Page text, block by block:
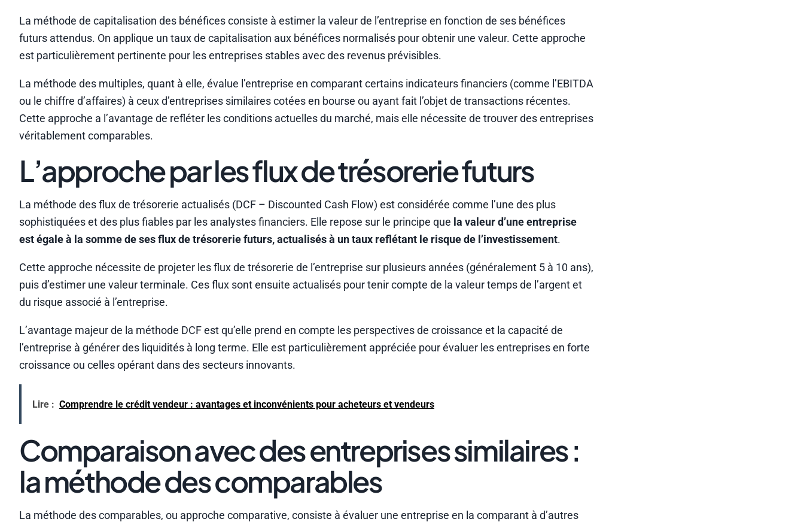
La méthode de capitalisation des bénéfices consiste à estimer la valeur de l’entreprise en fonction de ses bénéfices
futurs attendus. On applique un taux de capitalisation aux bénéfices normalisés pour obtenir une valeur. Cette approche
est particulièrement pertinente pour les entreprises stables avec des revenus prévisibles.
La méthode des multiples, quant à elle, évalue l’entreprise en comparant certains indicateurs financiers (comme l’EBITDA
ou le chiffre d’affaires) à ceux d’entreprises similaires cotées en bourse ou ayant fait l’objet de transactions récentes.
Cette approche a l’avantage de refléter les conditions actuelles du marché, mais elle nécessite de trouver des entreprises
véritablement comparables.
L’approche par les flux de trésorerie futurs
La méthode des flux de trésorerie actualisés (DCF – Discounted Cash Flow) est considérée comme l’une des plus
sophistiquées et des plus fiables par les analystes financiers. Elle repose sur le principe que la valeur d’une entreprise
est égale à la somme de ses flux de trésorerie futurs, actualisés à un taux reflétant le risque de l’investissement.
Cette approche nécessite de projeter les flux de trésorerie de l’entreprise sur plusieurs années (généralement 5 à 10 ans),
puis d’estimer une valeur terminale. Ces flux sont ensuite actualisés pour tenir compte de la valeur temps de l’argent et
du risque associé à l’entreprise.
L’avantage majeur de la méthode DCF est qu’elle prend en compte les perspectives de croissance et la capacité de
l’entreprise à générer des liquidités à long terme. Elle est particulièrement appréciée pour évaluer les entreprises en forte
croissance ou celles opérant dans des secteurs innovants.
Lire : Comprendre le crédit vendeur : avantages et inconvénients pour acheteurs et vendeurs
Comparaison avec des entreprises similaires :
la méthode des comparables
La méthode des comparables, ou approche comparative, consiste à évaluer une entreprise en la comparant à d’autres